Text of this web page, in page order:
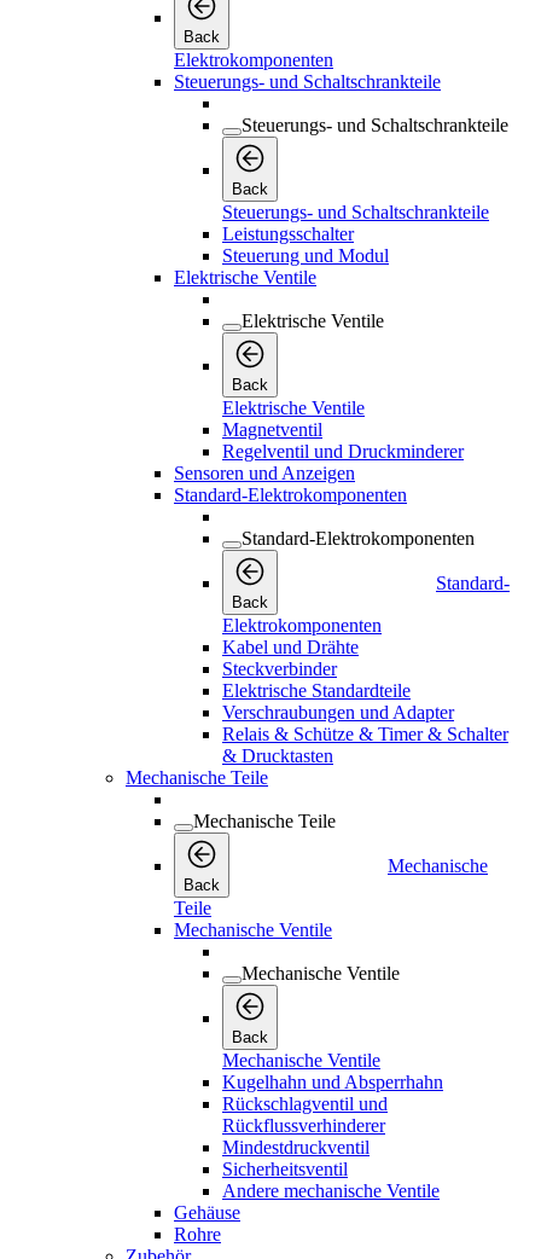
Back
Elektrokomponenten
Steuerungs- und Schaltschrankteile
Steuerungs- und Schaltschrankteile
Back
Steuerungs- und Schaltschrankteile
Leistungsschalter
Steuerung und Modul
Elektrische Ventile
Elektrische Ventile
Back
Elektrische Ventile
Magnetventil
Regelventil und Druckminderer
Sensoren und Anzeigen
Standard-Elektrokomponenten
Standard-Elektrokomponenten
Back
Standard-
Elektrokomponenten
Kabel und Drähte
Steckverbinder
Elektrische Standardteile
Verschraubungen und Adapter
Relais & Schütze & Timer & Schalter
& Drucktasten
Mechanische Teile
Mechanische Teile
Back
Mechanische
Teile
Mechanische Ventile
Mechanische Ventile
Back
Mechanische Ventile
Kugelhahn und Absperrhahn
Rückschlagventil und
Rückflussverhinderer
Mindestdruckventil
Sicherheitsventil
Andere mechanische Ventile
Gehäuse
Rohre